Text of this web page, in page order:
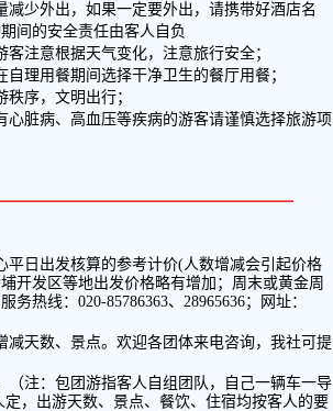
少外出，如果一定要外出，请携带好酒店名
间的安全责任由客人自负
注意根据天气变化，注意旅行安全；
理用餐期间选择干净卫生的餐厅用餐；
序，文明出行；
脏病、高血压等疾病的游客请谨慎选择旅游项
平日出发核算的参考计价(人数增减会引起价格
开发区等地出发价格略有增加；周末或黄金周
务热线： 020-85786363、 28965636；网址：
天数、景点。欢迎各团体来电咨询，我社可提
注：包团游指客人自组团队，自己一辆车一导
，出游天数、景点、餐饮、住宿均按客人的要